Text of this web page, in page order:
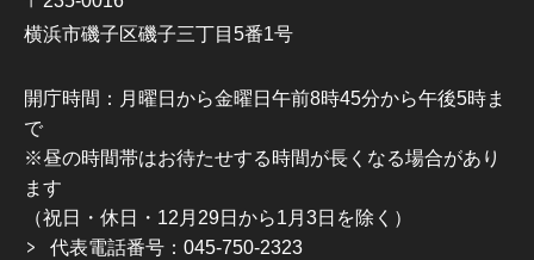
横浜市磯子区磯子三丁目5番1号
開庁時間：月曜日から金曜日午前8時45分から午後5時ま
で
※昼の時間帯はお待たせする時間が長くなる場合があり
ます
（祝日・休日・12月29日から1月3日を除く）
代表電話番号：045-750-2323